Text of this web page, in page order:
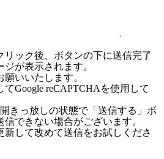
ック後、ボタンの下に送信完了
が表示されます。
いいたします。
Google reCAPTCHAを使用して
きっ放しの状態で「送信する」ボ
できない場合がございます。
して改めて送信をお試しくださ